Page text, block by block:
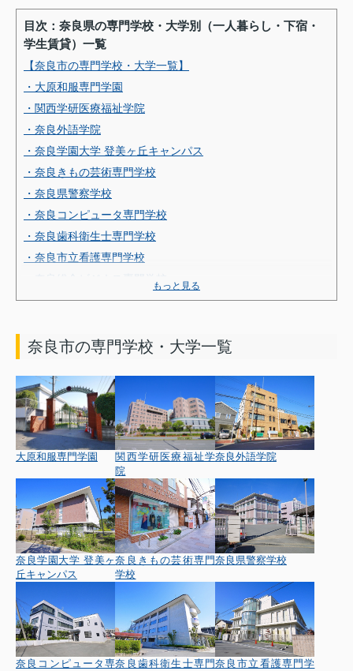
目次：奈良県の専門学校・大学別（一人暮らし・下宿・
学生賃貸）一覧
【奈良市の専門学校・大学一覧】
・大原和服専門学園
・関西学研医療福祉学院
・奈良外語学院
・奈良学園大学 登美ヶ丘キャンパス
・奈良きもの芸術専門学校
・奈良県警察学校
・奈良コンピュータ専門学校
・奈良歯科衛生士専門学校
・奈良市立看護専門学校
・奈良調理短期大学校
・奈良保育学院
・藤影きもの専門学校
・放送大学 奈良学習センター
【生駒市の専門学校・大学一覧】
・奈良リハビリテーション専門学校
・阪奈中央看護専門学校
【桜井市の専門学校・大学一覧】
・なら食と農の魅力創造国際大学校 安倍校舎
・なら食と農の魅力創造国際大学校 池之内校舎
【大和郡山市の専門学校・大学一覧】
・田北看護専門学校
【天理市の専門学校・大学一覧】
・天理教語学院
【磯城郡の専門学校・大学一覧】
・奈良県立高等技術専門校
もっと見る
奈良市の専門学校・大学一覧
大原和服専門学園
関西学研医療福祉学
院
奈良外語学院
奈良学園大学 登美ヶ
丘キャンパス
奈良きもの芸術専門
学校
奈良県警察学校
奈良コンピュータ専奈良歯科衛生士専門奈良市立看護専門学